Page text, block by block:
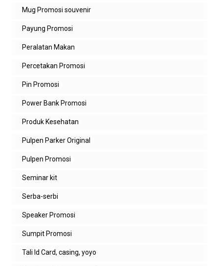
Mug Promosi souvenir
Payung Promosi
Peralatan Makan
Percetakan Promosi
Pin Promosi
Power Bank Promosi
Produk Kesehatan
Pulpen Parker Original
Pulpen Promosi
Seminar kit
Serba-serbi
Speaker Promosi
Sumpit Promosi
Tali Id Card, casing, yoyo